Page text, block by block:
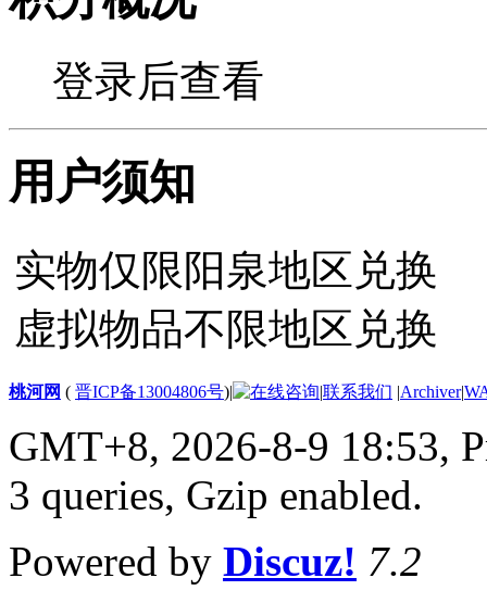
登录后查看
用户须知
实物仅限阳泉地区兑换
虚拟物品不限地区兑换
桃河网 ( 晋ICP备13004806号)| |联系我们 |Archiver|
GMT+8, 2026-8-9 18:53,
3 queries, Gzip enabled.
Powered by Discuz! 7.2